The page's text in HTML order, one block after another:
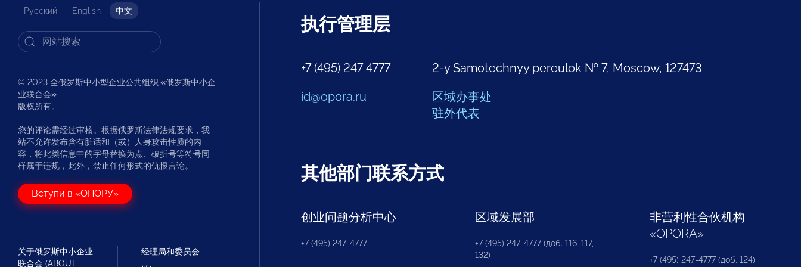
Русский English 中文
© 2023 全俄罗斯中小型企业公共组织 «俄罗斯中小企
业联合会»
版权所有。
您的评论需经过审核。根据俄罗斯法律法规要求，我
站不允许发布含有脏话和（或）人身攻击性质的内
容，将此类信息中的字母替换为点、破折号等符号同
样属于违规，此外，禁止任何形式的仇恨言论。
Вступи в «ОПОРУ»
关于俄罗斯中小企业
联合会 (ABOUT
经理局和委员会
执行管理层
+7 (495) 247 4777
id@opora.ru
2-y Samotechnyy pereulok № 7, Moscow, 127473
区域办事处
驻外代表
其他部门联系方式
创业问题分析中心
+7 (495) 247-4777
区域发展部
+7 (495) 247-4777 (доб. 116, 117,
132)
非营利性合伙机构
«OPORA»
+7 (495) 247-4777 (доб. 124)